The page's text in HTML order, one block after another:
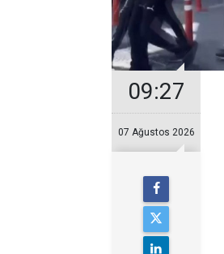
09:27
07 Ağustos 2026